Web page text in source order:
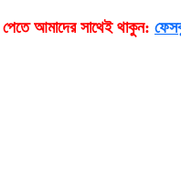
পেতেআমাদের সাথেই থাকুন: